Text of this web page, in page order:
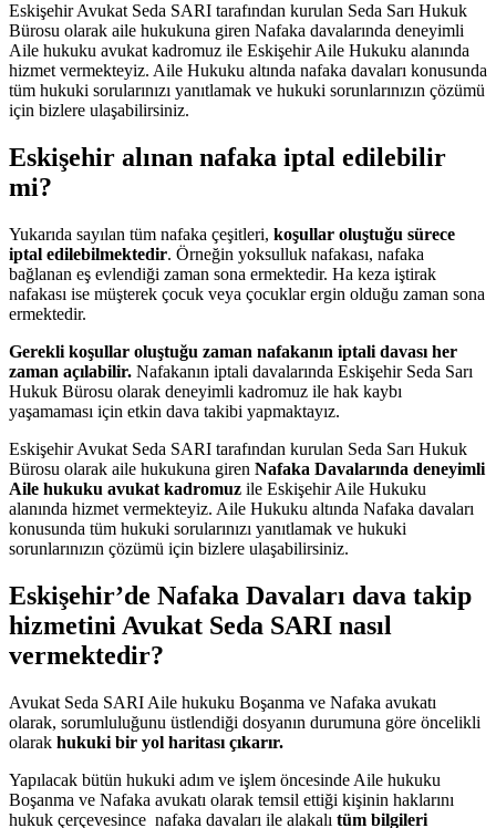
Eskişehir Avukat Seda SARI tarafından kurulan Seda Sarı Hukuk
Bürosu olarak aile hukukuna giren Nafaka davalarında deneyimli
Aile hukuku avukat kadromuz ile Eskişehir Aile Hukuku alanında
hizmet vermekteyiz. Aile Hukuku altında nafaka davaları konusunda
tüm hukuki sorularınızı yanıtlamak ve hukuki sorunlarınızın çözümü
için bizlere ulaşabilirsiniz.
Eskişehir alınan nafaka iptal edilebilir
mi?
Yukarıda sayılan tüm nafaka çeşitleri, koşullar oluştuğu sürece
iptal edilebilmektedir. Örneğin yoksulluk nafakası, nafaka
bağlanan eş evlendiği zaman sona ermektedir. Ha keza iştirak
nafakası ise müşterek çocuk veya çocuklar ergin olduğu zaman sona
ermektedir.
Gerekli koşullar oluştuğu zaman nafakanın iptali davası her
zaman açılabilir. Nafakanın iptali davalarında Eskişehir Seda Sarı
Hukuk Bürosu olarak deneyimli kadromuz ile hak kaybı
yaşamaması için etkin dava takibi yapmaktayız.
Eskişehir Avukat Seda SARI tarafından kurulan Seda Sarı Hukuk
Bürosu olarak aile hukukuna giren Nafaka Davalarında deneyimli
Aile hukuku avukat kadromuz ile Eskişehir Aile Hukuku
alanında hizmet vermekteyiz. Aile Hukuku altında Nafaka davaları
konusunda tüm hukuki sorularınızı yanıtlamak ve hukuki
sorunlarınızın çözümü için bizlere ulaşabilirsiniz.
Eskişehir’de Nafaka Davaları dava takip
hizmetini Avukat Seda SARI nasıl
vermektedir?
Avukat Seda SARI Aile hukuku Boşanma ve Nafaka avukatı
olarak, sorumluluğunu üstlendiği dosyanın durumuna göre öncelikli
olarak hukuki bir yol haritası çıkarır.
Yapılacak bütün hukuki adım ve işlem öncesinde Aile hukuku
Boşanma ve Nafaka avukatı olarak temsil ettiği kişinin haklarını
hukuk çerçevesince nafaka davaları ile alakalı tüm bilgileri